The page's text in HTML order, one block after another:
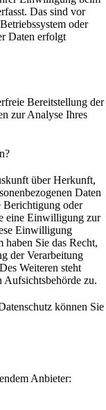
Das sind vor
oder
Daten erfolgt
Bereitstellung der
zur Analyse Ihres
über Herkunft,
Daten
Berichtigung oder
eine Einwilligung zur
Einwilligung
Sie das Recht,
der Verarbeitung
Weiteren steht
Aufsichtsbehörde zu.
können Sie
Anbieter: